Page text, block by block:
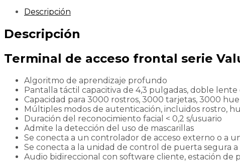
Descripción
Descripción
Terminal de acceso frontal serie
Algoritmo de aprendizaje profundo
Pantalla táctil capacitiva de 4,3 pulgadas, doble
Capacidad para 3000 rostros, 3000 tarjetas, 3000
Múltiples modos de autenticación, incluidos rostro,
Duración del reconocimiento facial < 0,2 s/usuario
Admite la detección del uso de mascarillas
Se conecta a un controlador de acceso externo o a
Se conecta a la unidad de control de puerta segura
Audio bidireccional con software cliente, estación de